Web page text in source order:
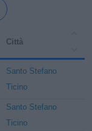
Città
Santo Stefano
Ticino
Santo Stefano
Ticino